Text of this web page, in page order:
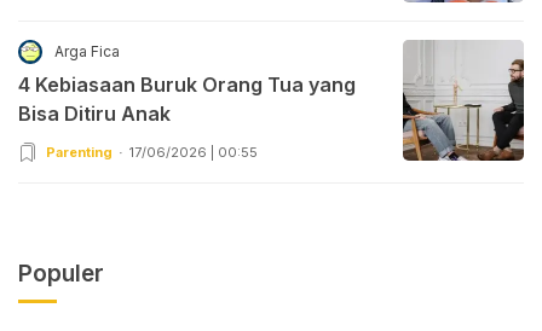
Arga Fica
4 Kebiasaan Buruk Orang Tua yang
Bisa Ditiru Anak
Parenting 17/06/2026 | 00:55
Populer